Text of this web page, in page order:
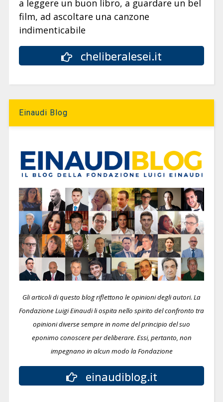
a leggere un buon libro, a guardare un bel
film, ad ascoltare una canzone
indimenticabile
cheliberalesei.it
Einaudi Blog
Gli articoli di questo blog riflettono le opinioni degli autori. La
Fondazione Luigi Einaudi li ospita nello spirito del confronto tra
opinioni diverse sempre in nome del principio del suo
eponimo conoscere per deliberare. Essi, pertanto, non
impegnano in alcun modo la Fondazione
einaudiblog.it